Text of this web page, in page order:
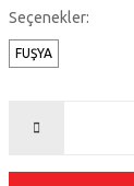
Seçenekler:
FUŞYA